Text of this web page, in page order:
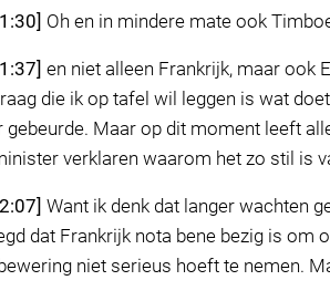
Oh en in mindere mate ook
en niet alleen Frankrijk, maar ook
die ik op tafel wil leggen is wat
gebeurde. Maar op dit moment leeft
verklaren waarom het zo stil is
Want ik denk dat langer wachten
dat Frankrijk nota bene bezig is
niet serieus hoeft te nemen.